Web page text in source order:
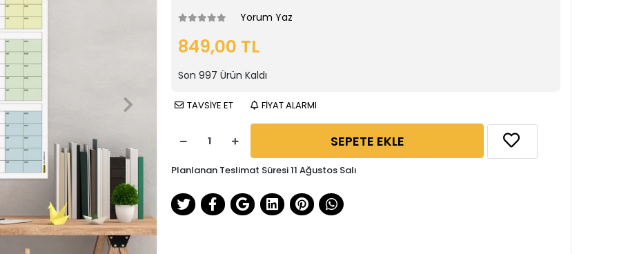
Yorum Yaz
849,00 TL
Son 997 Ürün Kaldı
TAVSİYE ET FİYAT ALARMI
SEPETE EKLE
Planlanan Teslimat Süresi 11 Ağustos Salı